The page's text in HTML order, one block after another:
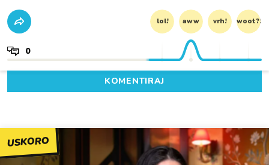
lol! aww vrh! woot?!
0
KOMENTIRAJ
USKORO